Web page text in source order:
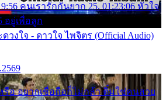
คนเรารักกันยาก 25. 01:23:06 หัวใจ
อยู่เพื่อลูก
ดวงใจ - ดาวใจ ไพจิตร (Official Audio)
รือ อยากเชื่อถือก็ไม่กล้า ติ๋มใช่คนสวย